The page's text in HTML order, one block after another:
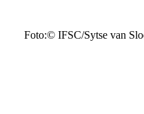
Foto © IFSC/Sytse van